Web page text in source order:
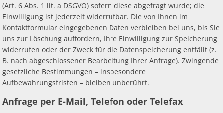
(Art. 6 Abs. 1 lit. a DSGVO) sofern diese abgefragt wurde; die
Einwilligung ist jederzeit widerrufbar. Die von Ihnen im
Kontaktformular eingegebenen Daten verbleiben bei uns, bis Sie
uns zur Löschung auffordern, Ihre Einwilligung zur Speicherung
widerrufen oder der Zweck für die Datenspeicherung entfällt (z.
B. nach abgeschlossener Bearbeitung Ihrer Anfrage). Zwingende
gesetzliche Bestimmungen – insbesondere
Aufbewahrungsfristen – bleiben unberührt.
Anfrage per E-Mail, Telefon oder Telefax